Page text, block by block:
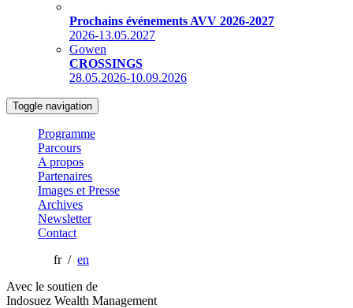
Prochains événements AVV 2026-2027
2026-13.05.2027
Gowen
CROSSINGS
28.05.2026-10.09.2026
Toggle navigation
Programme
Parcours
A propos
Partenaires
Images et Presse
Archives
Newsletter
Contact
fr / en
Avec le soutien de
Indosuez Wealth Management